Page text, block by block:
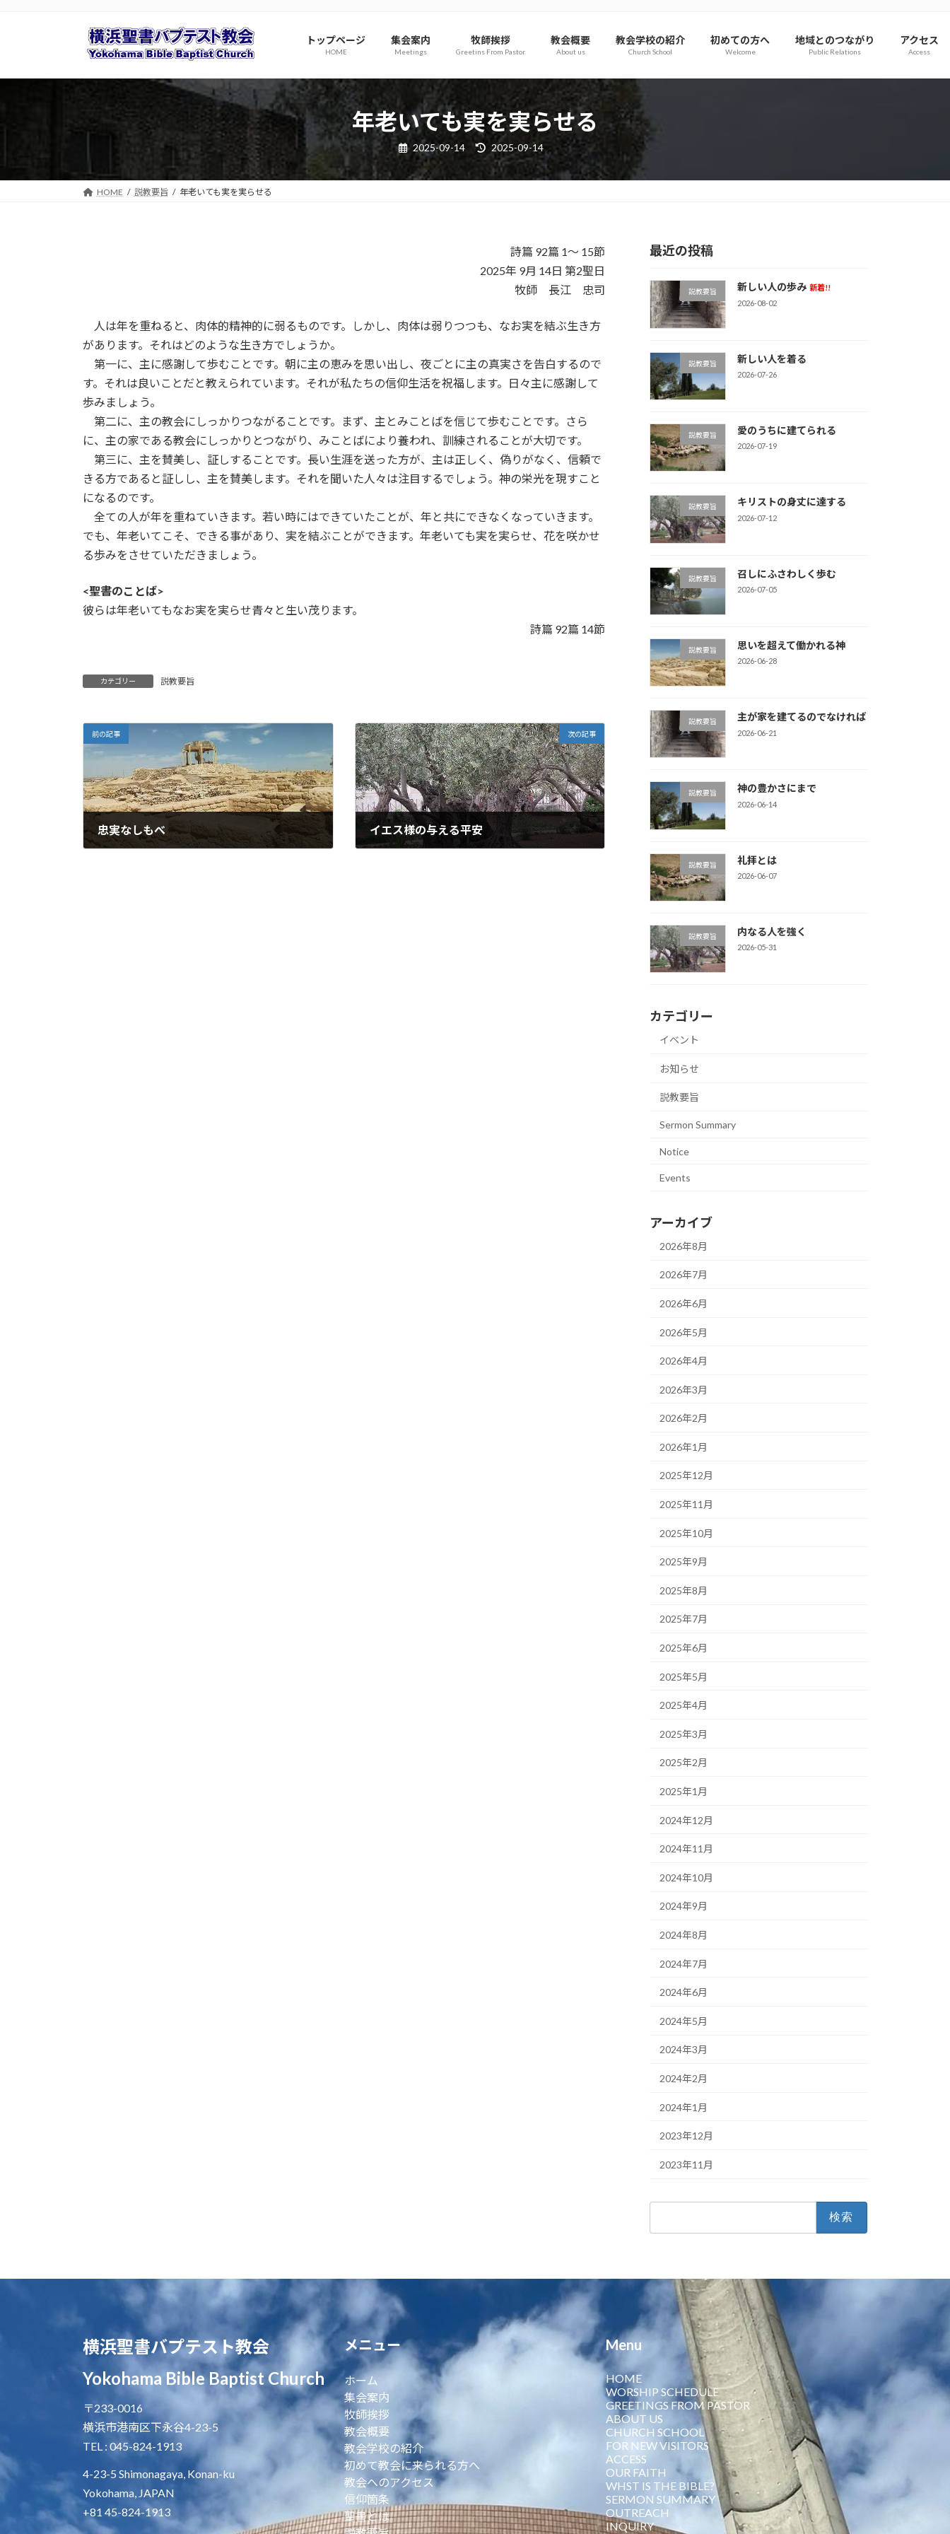
ツ
シ
トップページ
HOME
集会案内
Meetings
牧師挨拶
Greetins From Pastor
教会概要
About us
教会学校の紹介
Church School
初めての方へ
Welcome
地域とのつながり
Public Relations
アクセス
Access
年老いても実を実らせる
2025-09-14
最
終
更
新
2025-09-14
HOME 説教要旨 年老いても実を実らせる
詩篇 92篇 1～ 15節
2025年 9月 14日 第2聖日
牧師 長江 忠司
人は年を重ねると、肉体的精神的に弱るものです。しかし、肉体は弱りつつも、なお実を結ぶ生き方
があります。それはどのような生き方でしょうか。
第一に、主に感謝して歩むことです。朝に主の恵みを思い出し、夜ごとに主の真実さを告白するので
す。それは良いことだと教えられています。それが私たちの信仰生活を祝福します。日々主に感謝して
歩みましょう。
第二に、主の教会にしっかりつながることです。まず、主とみことばを信じて歩むことです。さら
に、主の家である教会にしっかりとつながり、みことばにより養われ、訓練されることが大切です。
第三に、主を賛美し、証しすることです。長い生涯を送った方が、主は正しく、偽りがなく、信頼で
きる方であると証しし、主を賛美します。それを聞いた人々は注目するでしょう。神の栄光を現すこと
になるのです。
全ての人が年を重ねていきます。若い時にはできていたことが、年と共にできなくなっていきます。
でも、年老いてこそ、できる事があり、実を結ぶことができます。年老いても実を実らせ、花を咲かせ
る歩みをさせていただきましょう。
<聖書のことば>
彼らは年老いてもなお実を実らせ青々と生い茂ります。
詩篇 92篇 14節
カテゴリー 説教要旨
前の記事
忠実なしもべ
次の記事
イエス様の与える平安
最近の投稿
説教要旨 新しい人の歩み 新着!!
2026-08-02
説教要旨 新しい人を着る
2026-07-26
説教要旨 愛のうちに建てられる
2026-07-19
説教要旨 キリストの身丈に達する
2026-07-12
説教要旨 召しにふさわしく歩む
2026-07-05
説教要旨 思いを超えて働かれる神
2026-06-28
説教要旨 主が家を建てるのでなければ
2026-06-21
説教要旨 神の豊かさにまで
2026-06-14
説教要旨 礼拝とは
2026-06-07
説教要旨 内なる人を強く
2026-05-31
カテゴリー
イベント
お知らせ
説教要旨
Sermon Summary
Notice
Events
アーカイブ
2026年8月
2026年7月
2026年6月
2026年5月
2026年4月
2026年3月
2026年2月
2026年1月
2025年12月
2025年11月
2025年10月
2025年9月
2025年8月
2025年7月
2025年6月
2025年5月
2025年4月
2025年3月
2025年2月
2025年1月
2024年12月
2024年11月
2024年10月
2024年9月
2024年8月
2024年7月
2024年6月
2024年5月
2024年3月
2024年2月
2024年1月
2023年12月
2023年11月
横浜聖書バプテスト教会
Yokohama Bible Baptist Church
〒233-0016
横浜市港南区下永谷4-23-5
TEL : 045-824-1913
4-23-5 Shimonagaya, Konan-ku
Yokohama, JAPAN
+81 45-824-1913
メニュー
ホーム
集会案内
牧師挨拶
教会概要
教会学校の紹介
初めて教会に来られる方へ
教会へのアクセス
信仰箇条
聖書とは
Menu
HOME
WORSHIP SCHEDULE
GREETINGS FROM PASTOR
ABOUT US
CHURCH SCHOOL
FOR NEW VISITORS
ACCESS
OUR FAITH
WHST IS THE BIBLE?
SERMON SUMMARY
OUTREACH
INQUIRY